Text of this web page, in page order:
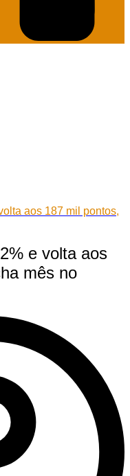
aos 187 mil pontos,
e volta aos
mês no